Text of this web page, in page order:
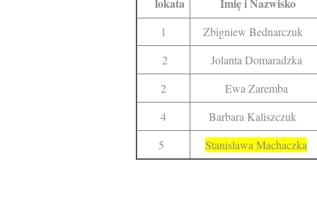
1
Zbigniew Bednarczuk
2
Jolanta Domaradzka
2
Ewa Zaremba
4
Barbara Kaliszczuk
5
Stanisława Machaczka